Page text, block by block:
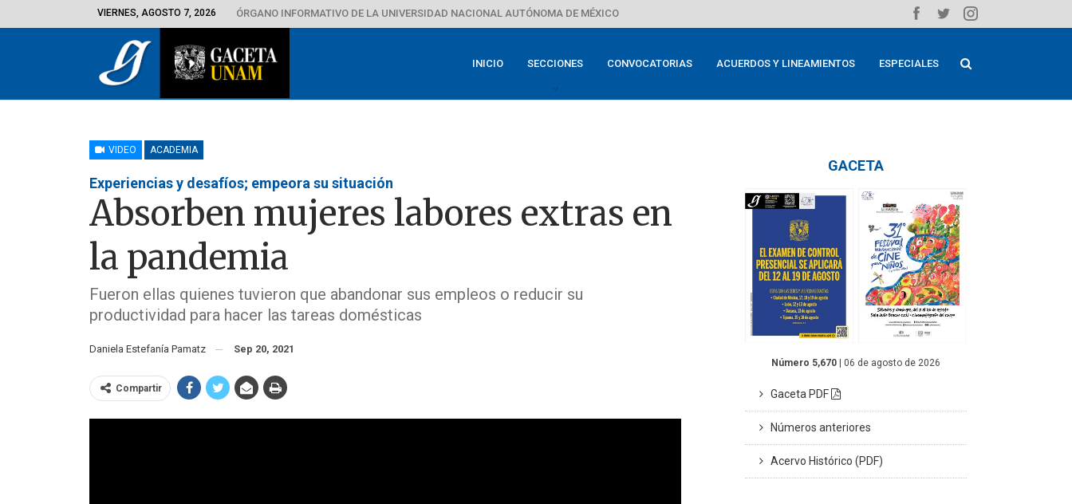
VIERNES, AGOSTO 7, 2026 ÓRGANO INFORMATIVO DE LA UNIVERSIDAD NACIONAL AUTÓNOMA DE MÉXICO
INICIO SECCIONES CONVOCATORIAS ACUERDOS Y LINEAMIENTOS ESPECIALES
VIDEO ACADEMIA
Experiencias y desafíos; empeora su situación
Absorben mujeres labores extras en
la pandemia
Fueron ellas quienes tuvieron que abandonar sus empleos o reducir su
productividad para hacer las tareas domésticas
Daniela Estefanía Pamatz Sep 20, 2021
Compartir
GACETA
Número 5,670 | 06 de agosto de 2026
Gaceta PDF
Números anteriores
Acervo Histórico (PDF)